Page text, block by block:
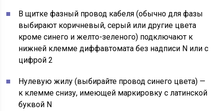
В щитке фазный провод кабеля (обычно для фазы
выбирают коричневый, серый или другие цвета
кроме синего и желто-зеленого) подключают к
нижней клемме диффавтомата без надписи N или с
цифрой 2
Нулевую жилу (выбирайте провод синего цвета) —
к клемме снизу, имеющей маркировку с латинской
буквой N